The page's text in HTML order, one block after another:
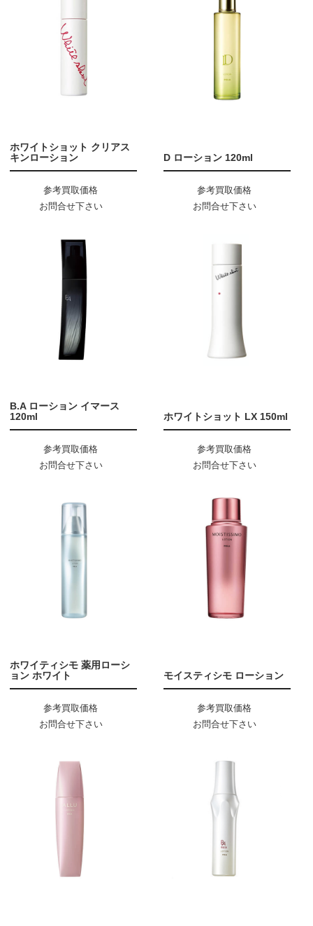
ホワイトショット クリアス
キンローション
参考買取価格
お問合せ下さい
D ローション 120ml
参考買取価格
お問合せ下さい
B.A ローション イマース
120ml
参考買取価格
お問合せ下さい
ホワイトショット LX 150ml
参考買取価格
お問合せ下さい
ホワイティシモ 薬用ローシ
ョン ホワイト
参考買取価格
お問合せ下さい
モイスティシモ ローション
参考買取価格
お問合せ下さい